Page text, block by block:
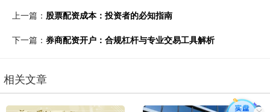
上一篇： 股票配资成本：投资者的必知指南
下一篇： 券商配资开户：合规杠杆与专业交易工具解析
相关文章